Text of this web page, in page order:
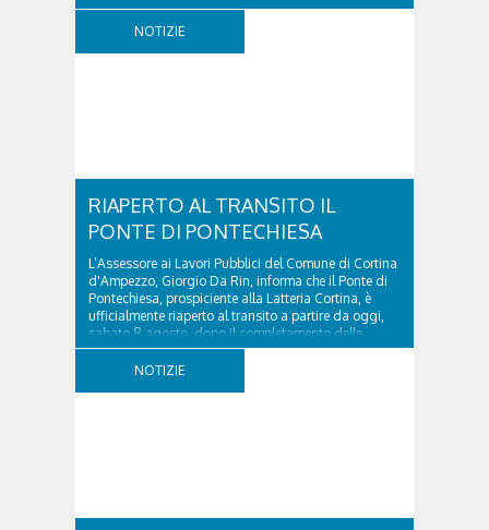
Torri del Falzarego, era...
NOTIZIE
RIAPERTO AL TRANSITO IL
PONTE DI PONTECHIESA
L’Assessore ai Lavori Pubblici del Comune di Cortina
d'Ampezzo, Giorgio Da Rin, informa che il Ponte di
Pontechiesa, prospiciente alla Latteria Cortina, è
ufficialmente riaperto al transito a partire da oggi,
sabato 8 agosto, dopo il completamento delle
verifiche e il positivo collaudo...
NOTIZIE